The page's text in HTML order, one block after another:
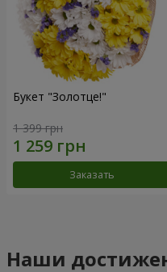
Букет "Золотце!"
1 399 грн
Заказать
Наши